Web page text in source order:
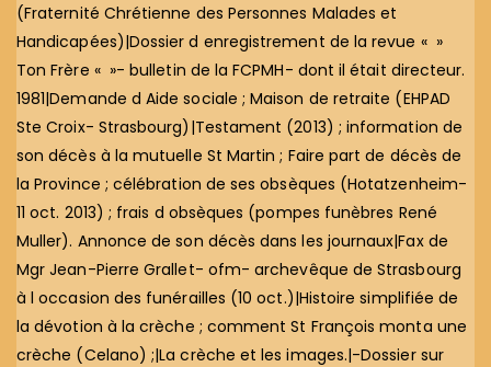
(Fraternité Chrétienne des Personnes Malades et
Handicapées)|Dossier d enregistrement de la revue « »
Ton Frère « »- bulletin de la FCPMH- dont il était directeur.
1981|Demande d Aide sociale ; Maison de retraite (EHPAD
Ste Croix- Strasbourg)|Testament (2013) ; information de
son décès à la mutuelle St Martin ; Faire part de décès de
la Province ; célébration de ses obsèques (Hotatzenheim-
11 oct. 2013) ; frais d obsèques (pompes funèbres René
Muller). Annonce de son décès dans les journaux|Fax de
Mgr Jean-Pierre Grallet- ofm- archevêque de Strasbourg
à l occasion des funérailles (10 oct.)|Histoire simplifiée de
la dévotion à la crèche ; comment St François monta une
crèche (Celano) ;|La crèche et les images.|-Dossier sur